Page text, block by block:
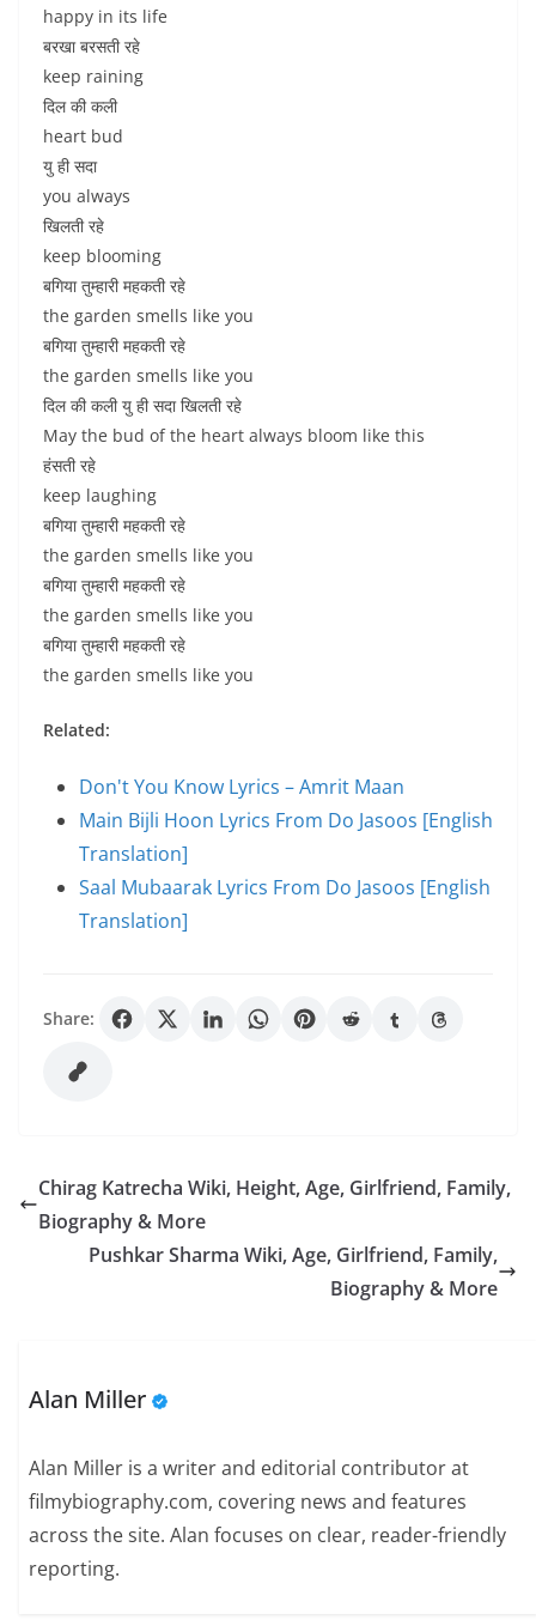
happy in its life
बरखा बरसती रहे
keep raining
दिल की कली
heart bud
यु ही सदा
you always
खिलती रहे
keep blooming
बगिया तुम्हारी महकती रहे
the garden smells like you
बगिया तुम्हारी महकती रहे
the garden smells like you
दिल की कली यु ही सदा खिलती रहे
May the bud of the heart always bloom like this
हंसती रहे
keep laughing
बगिया तुम्हारी महकती रहे
the garden smells like you
बगिया तुम्हारी महकती रहे
the garden smells like you
बगिया तुम्हारी महकती रहे
the garden smells like you
Related:
Don't You Know Lyrics – Amrit Maan
Main Bijli Hoon Lyrics From Do Jasoos [English
Translation]
Saal Mubaarak Lyrics From Do Jasoos [English
Translation]
Share:
Chirag Katrecha Wiki, Height, Age, Girlfriend, Family,
Biography & More
Pushkar Sharma Wiki, Age, Girlfriend, Family,
Biography & More
Alan Miller
Alan Miller is a writer and editorial contributor at
filmybiography.com, covering news and features
across the site. Alan focuses on clear, reader-friendly
reporting.